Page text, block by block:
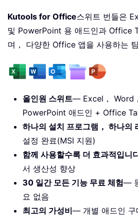
Kutools for Office스위트 번들은
및 PowerPoint 용 애드인과 Office
며， 다양한 Office 앱을 사용하는
올인원 스위트— Excel， Word
PowerPoint 애드인 + Office
하나의 설치 프로그램， 하나의
설정 완료(MSI 지원)
함께 사용할수록 더 효과적입니
서 생산성 향상
30 일간 모든 기능 무료 체험—
요 없음
최고의 가성비— 개별 애드인 구